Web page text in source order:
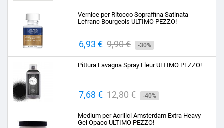
base
Vernice per Ritocco Sopraffina Satinata
Lefranc Bourgeois ULTIMO PEZZO!
Prezzo
6,93 € Prezzo
base
9,90 € -30%
Pittura Lavagna Spray Fleur ULTIMO PEZZO!
Prezzo
7,68 € Prezzo
base
12,80 € -40%
Medium per Acrilici Amsterdam Extra Heavy
Gel Opaco ULTIMO PEZZO!